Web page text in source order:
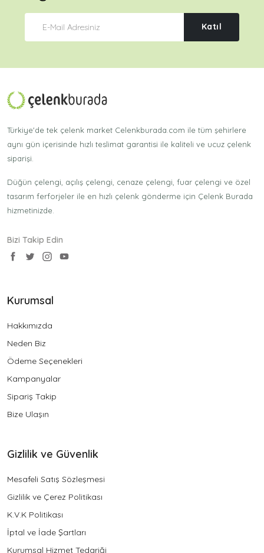
Katıl
Türkiye'de tek çelenk market Celenkburada.com ile tüm şehirlere
aynı gün içerisinde hızlı teslimat garantisi ile kaliteli ve ucuz çelenk
siparişi.
Düğün çelengi, açılış çelengi, cenaze çelengi, fuar çelengi ve özel
tasarım ferforjeler ile en hızlı çelenk gönderme için Çelenk Burada
hizmetinizde.
Bizi Takip Edin
Kurumsal
Hakkımızda
Neden Biz
Ödeme Seçenekleri
Kampanyalar
Sipariş Takip
Bize Ulaşın
Gizlilik ve Güvenlik
Mesafeli Satış Sözleşmesi
Gizlilik ve Çerez Politikası
K.V.K Politikası
İptal ve İade Şartları
Kurumsal Hizmet Tedariği